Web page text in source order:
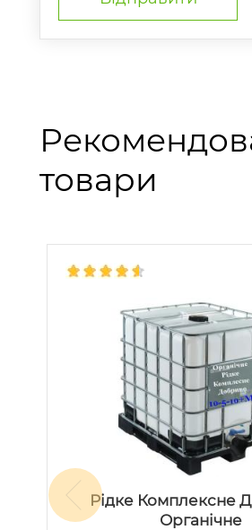
товари
Рідке Комплексне
Органічне